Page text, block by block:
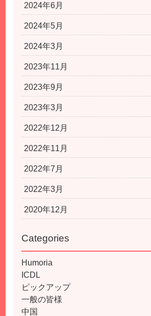
2024年6月
2024年5月
2024年3月
2023年11月
2023年9月
2023年3月
2022年12月
2022年11月
2022年7月
2022年3月
2020年12月
Categories
Humoria
ICDL
ピックアップ
一般の皆様
中国